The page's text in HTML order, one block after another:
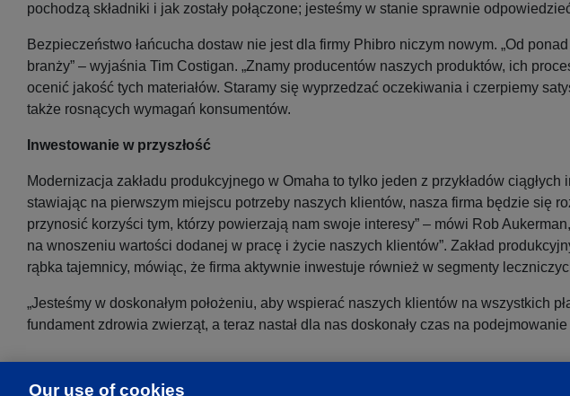
pochodzą składniki i jak zostały połączone; jesteśmy w stanie sprawnie
Bezpieczeństwo łańcucha dostaw nie jest dla firmy Phibro niczym nowym. „Od
branży” – wyjaśnia Tim Costigan. „Znamy producentów naszych produktów, ich
ocenić jakość tych materiałów. Staramy się wyprzedzać oczekiwania i czerpiemy
także rosnących wymagań konsumentów.
Inwestowanie w przyszłość
Modernizacja zakładu produkcyjnego w Omaha to tylko jeden z przykładów
stawiając na pierwszym miejscu potrzeby naszych klientów, nasza firma będzie się
przynosić korzyści tym, którzy powierzają nam swoje interesy” – mówi Rob
na wnoszeniu wartości dodanej w pracę i życie naszych klientów”. Zakład
rąbka tajemnicy, mówiąc, że firma aktywnie inwestuje również w segmenty
„Jesteśmy w doskonałym położeniu, aby wspierać naszych klientów na wszystkich
fundament zdrowia zwierząt, a teraz nastał dla nas doskonały czas na
Our use of cookies